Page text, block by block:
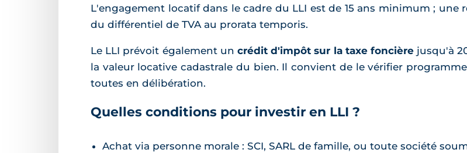
L'engagement locatif dans le cadre du LLI est de 15 ans minimum ;
du différentiel de TVA au prorata temporis.
Le LLI prévoit également un crédit d'impôt sur la taxe foncière jusqu'à
la valeur locative cadastrale du bien. Il convient de le vérifier
toutes en délibération.
Quelles conditions pour investir en LLI ?
Achat via personne morale : SCI, SARL de famille, ou toute société